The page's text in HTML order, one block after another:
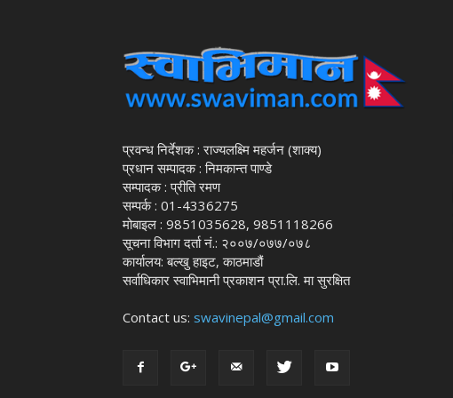
प्रवन्ध निर्देशक : राज्यलक्ष्मि महर्जन (शाक्य)
प्रधान सम्पादक : निमकान्त पाण्डे
सम्पादक : प्रीति रमण
सम्पर्क : 01-4336275
मोबाइल : 9851035628, 9851118266
सूचना विभाग दर्ता नं.: २००७/०७७/०७८
कार्यालय: बल्खु हाइट, काठमाडौं
सर्वाधिकार स्वाभिमानी प्रकाशन प्रा.लि. मा सुरक्षित
Contact us: swavinepal@gmail.com